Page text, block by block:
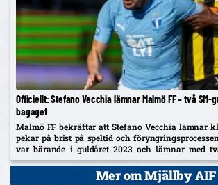
Officiellt: Stefano Vecchia lämnar Malmö FF – två
bagaget
Malmö FF bekräftar att Stefano Vecchia lämnar
pekar på brist på speltid och
var bärande i guldåret 2023 och lämnar med
cupguld.
Mer om Mjällby AIF